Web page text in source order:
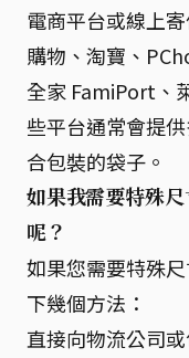
電商平台或線上
購物、淘寶、
全家 FamiPort、
些平台通常會提
合包裝的袋子。
如果我需要特殊
呢？
如果您需要特殊
下幾個方法：
直接向物流公司